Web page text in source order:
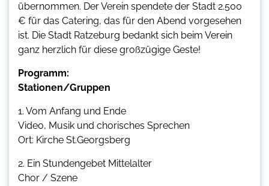
übernommen. Der Verein spendete der Stadt 2.500
€ für das Catering, das für den Abend vorgesehen
ist. Die Stadt Ratzeburg bedankt sich beim Verein
ganz herzlich für diese großzügige Geste!
Programm:
Stationen/Gruppen
1. Vom Anfang und Ende
Video, Musik und chorisches Sprechen
Ort: Kirche St.Georgsberg
2. Ein Stundengebet Mittelalter
Chor / Szene